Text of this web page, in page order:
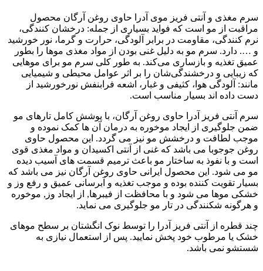
سرم مغذی و آنتی فریز موی آدرا حاوی روغن آرگان محصول
مراقبت از مو است که فواید بسیاری از جمله: درخشان کنندگی،
نرم کنندگی، مقاومت در برابر آلودگی، حرارت و گرما، نور خورشید
و …. دارد. سرم مو به دلیل غنی بودن از مواد مغذی موها را بطور
عمیق تغذیه و بازساری می‌کند. به طور کلی سرم مو برای موهایی
که زیبایی و درخشندگی‌شان را بر اثر عوامل محیطی و شیمیایی
مانند: آلودگی هوا، کثیفی و غبار، اشعه فرابنفش نورخورشید از
دست داده اند بسیار مناسب است.
سرم آنتی فریز آدرا حاوی روغن آرگان، با پوشش کامل تارهای مو
ضمن جلوگیری از ایجاد موخوره به درمان آن ها کمک نموده و
موجب لطافت و درخشش مو نیز می گردد. این محصول حاوی
روغن جوجوبا می باشد که غنی از آنتی اکسیدان و مواد مغذی قوی
است و با نفوذ به ساختار مو باعث ترمیم قسمت های آسیب دیده
مو می شود. این محصول ایرانی حاوی روغن آرگان نیز می باشد که
بسیار تقویت کننده بوده و موجب تغذیه و آبرسانی عمیق و رفع وز و
خشکی موها می شود و با محافظت از فیبرها, از ایجاد وز, موخوره
و هرگونه شکنندگی در تار مو جلوگیری می نماید.
چند قطره از آنتی فریز آدرا را توسط نوک انگشتان بر سطح موهای
خشک یا مرطوب خود پخش نمایید. پس از استعمال نیازی به
شستشو نمی باشد.